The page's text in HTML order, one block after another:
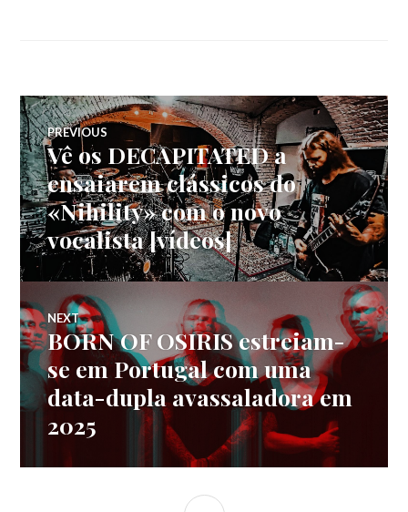
Navegação
de
artigos
PREVIOUS
Previous
post:
Vê os DECAPITATED a
ensaiarem clássicos do
«Nihility» com o novo
vocalista [vídeos]
NEXT
Next
post:
BORN OF OSIRIS estreiam-
se em Portugal com uma
data-dupla avassaladora em
2025
SIDEBAR